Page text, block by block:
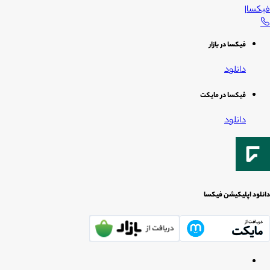
فیکسا|
فیکسا در بازار
دانلود
فیکسا در مایکت
دانلود
دانلود اپلیکیشن فیکسا